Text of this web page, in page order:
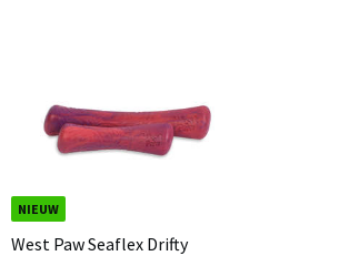
NIEUW
West Paw Seaflex Drifty